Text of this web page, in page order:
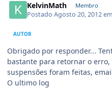
KelvinMath Membro
PostadoAgosto 20, 2012
AUTOR
Obrigado por responder...
bastante para retornar o erro,
suspensões foram feitas,
O ultimo log